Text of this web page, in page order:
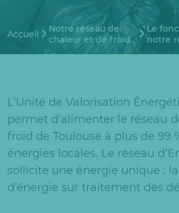
Accueil
Notre réseau de
chaleur et de froid
Le
notre
L’Unité de Valorisation
permet d’alimenter le réseau
froid de Toulouse à plus de 99
énergies locales. Le réseau
sollicite une énergie unique :
d’énergie sur traitement des